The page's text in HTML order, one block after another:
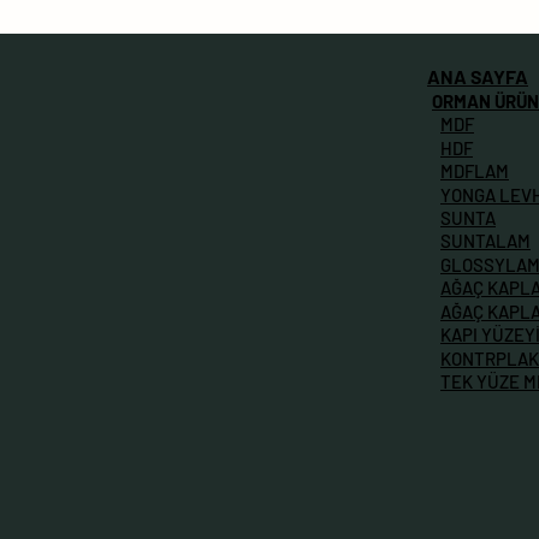
ANA SAYFA
ORMAN
MDF
MDFLAM
HDF
YONGA
SUNTA
SUNTALAM
GLOSSYLAM
AĞAÇ
AĞAÇ
KAPI YÜZEYİ
KONTRPLAK
TEK YÜZE